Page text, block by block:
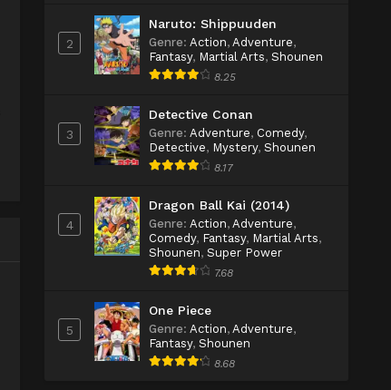
2
Naruto: Shippuuden
Genre: Action, Adventure,
Fantasy, Martial Arts, Shounen
8.25
3
Detective Conan
Genre: Adventure, Comedy,
Detective, Mystery, Shounen
8.17
4
Dragon Ball Kai (2014)
Genre: Action, Adventure,
Comedy, Fantasy, Martial Arts,
Shounen, Super Power
7.68
5
One Piece
Genre: Action, Adventure,
Fantasy, Shounen
8.68